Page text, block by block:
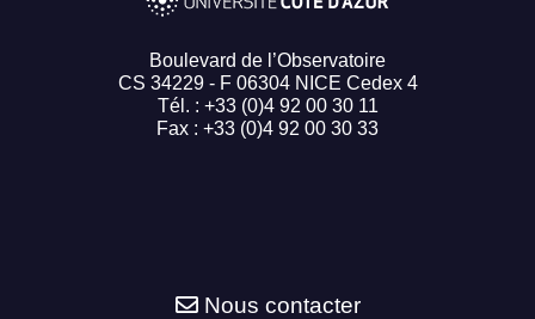
Boulevard de l’Observatoire
CS 34229 - F 06304 NICE Cedex 4
Tél. : +33 (0)4 92 00 30 11
Fax : +33 (0)4 92 00 30 33
Nous contacter